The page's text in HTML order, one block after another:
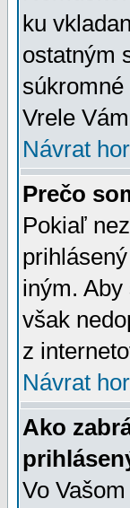
ku
ostatným
Vrele
Návrat
Prečo
Pokiaľ
iným.
však
z
Návrat
Ako
Vo